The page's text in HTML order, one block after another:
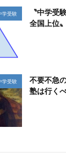
学受験
〝中学受
全国上位
学受験
不要不急
塾は行く